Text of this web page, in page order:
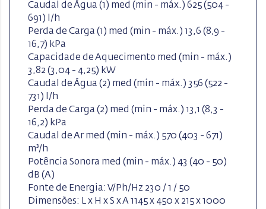
Caudal de Água (1) med (min - máx.) 625 (504 -
691) l/h
Perda de Carga (1) med (min - máx.) 13,6 (8,9 -
16,7) kPa
Capacidade de Aquecimento med (min - máx.)
3,82 (3,04 - 4,25) kW
Caudal de Água (2) med (min - máx.) 356 (522 -
731) l/h
Perda de Carga (2) med (min - máx.) 13,1 (8,3 -
16,2) kPa
Caudal de Ar med (min - máx.) 570 (403 - 671)
m³/h
Potência Sonora med (min - máx.) 43 (40 - 50)
dB (A)
Fonte de Energia: V/Ph/Hz 230 / 1 / 50
Dimensões: L x H x S x A 1145 x 450 x 215 x 1000